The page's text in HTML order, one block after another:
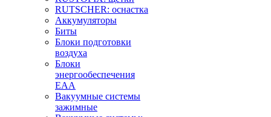
RUTSCHER: оснастка
Аккумуляторы
Биты
Блоки подготовки
воздуха
Блоки
энергообеспечения
EAA
Вакуумные системы
зажимные